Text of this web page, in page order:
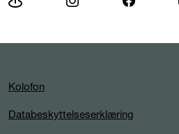
Kolofon
Databeskyttelseserklæring